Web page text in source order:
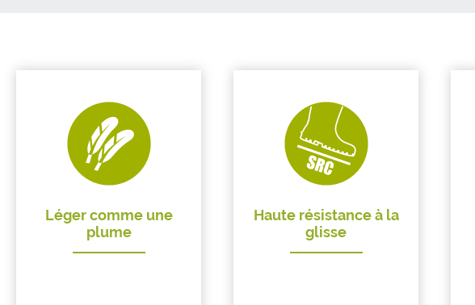
Léger comme une
plume
Haute résistance à la
glisse